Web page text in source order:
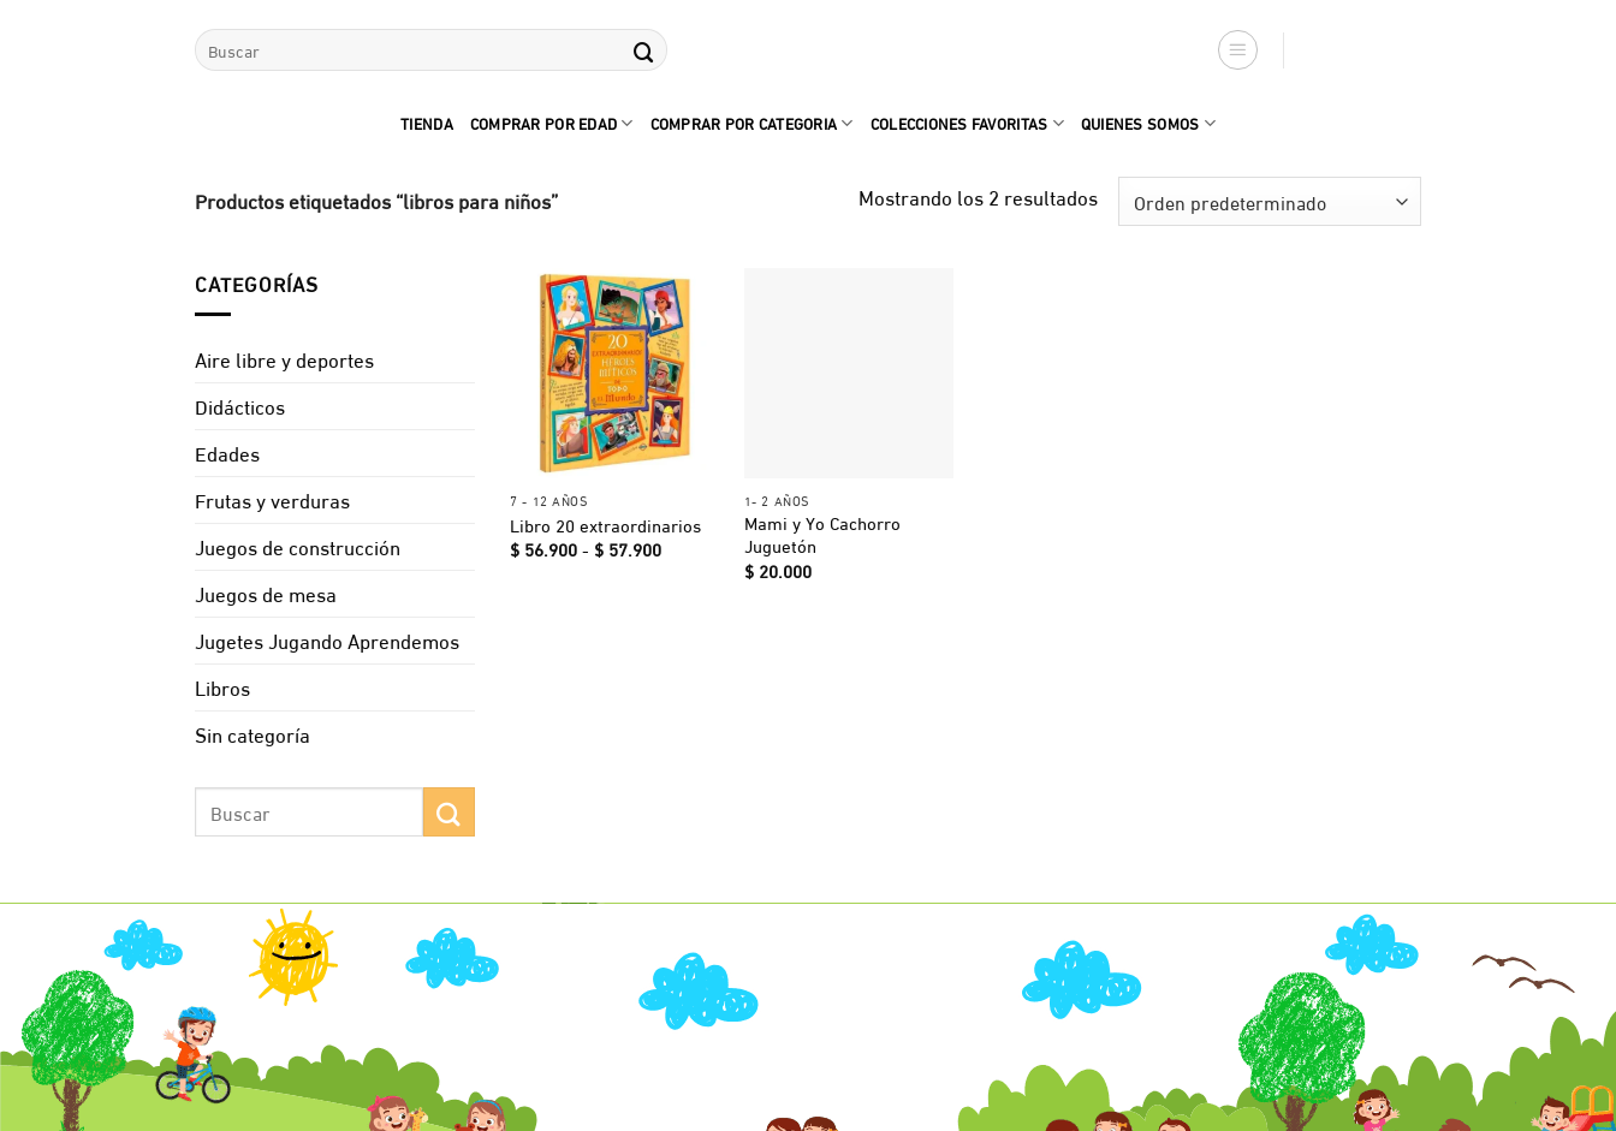
Buscar
por:
TIENDA COMPRAR POR EDAD COMPRAR POR CATEGORIA COLECCIONES FAVORITAS QUIENES SOMOS
Productos etiquetados “libros para niños” Mostrando los 2 resultados
CATEGORÍAS
Aire libre y deportes
Didácticos
Edades
Frutas y verduras
Juegos de construcción
Juegos de mesa
Jugetes Jugando Aprendemos
Libros
Sin categoría
por:
7 - 12 AÑOS
Libro 20 extraordinarios
$ 56.900- $ 57.900Rango
1- 2 AÑOS
Mami y Yo Cachorro
Juguetón
$20.000